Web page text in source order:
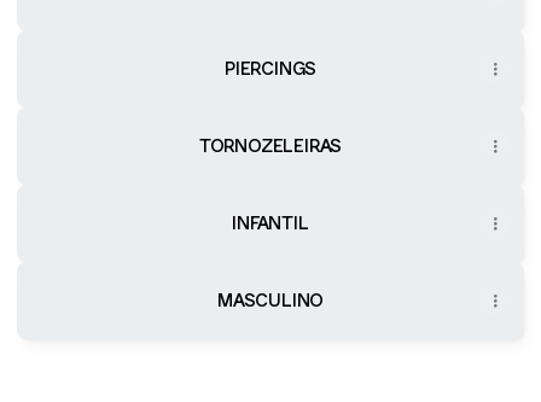
PIERCINGS
TORNOZELEIRAS
INFANTIL
MASCULINO